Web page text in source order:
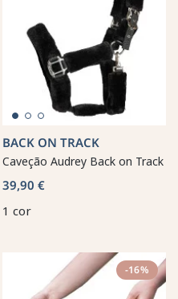
BACK ON TRACK
Caveção Audrey Back on Track
39,90 €
1 cor
-16%